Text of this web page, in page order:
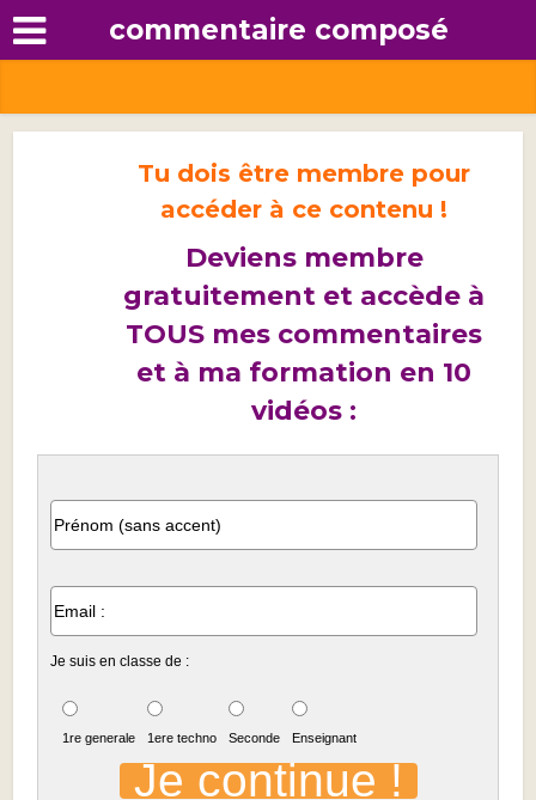
commentaire composé
Tu dois être membre pour
accéder à ce contenu !
Deviens membre
gratuitement et accède à
TOUS mes commentaires
et à ma formation en 10
vidéos :
Je suis en classe de :
1re generale 1ere techno Seconde Enseignant